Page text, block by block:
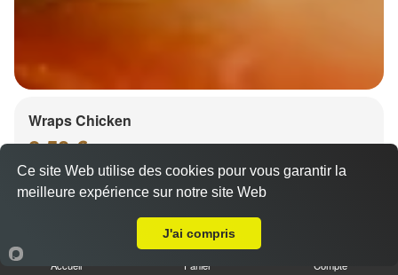
Wraps Chicken
8.50 €
Accueil Panier Compte
Ce site Web utilise des cookies pour vous garantir la
meilleure expérience sur notre site Web
J'ai compris